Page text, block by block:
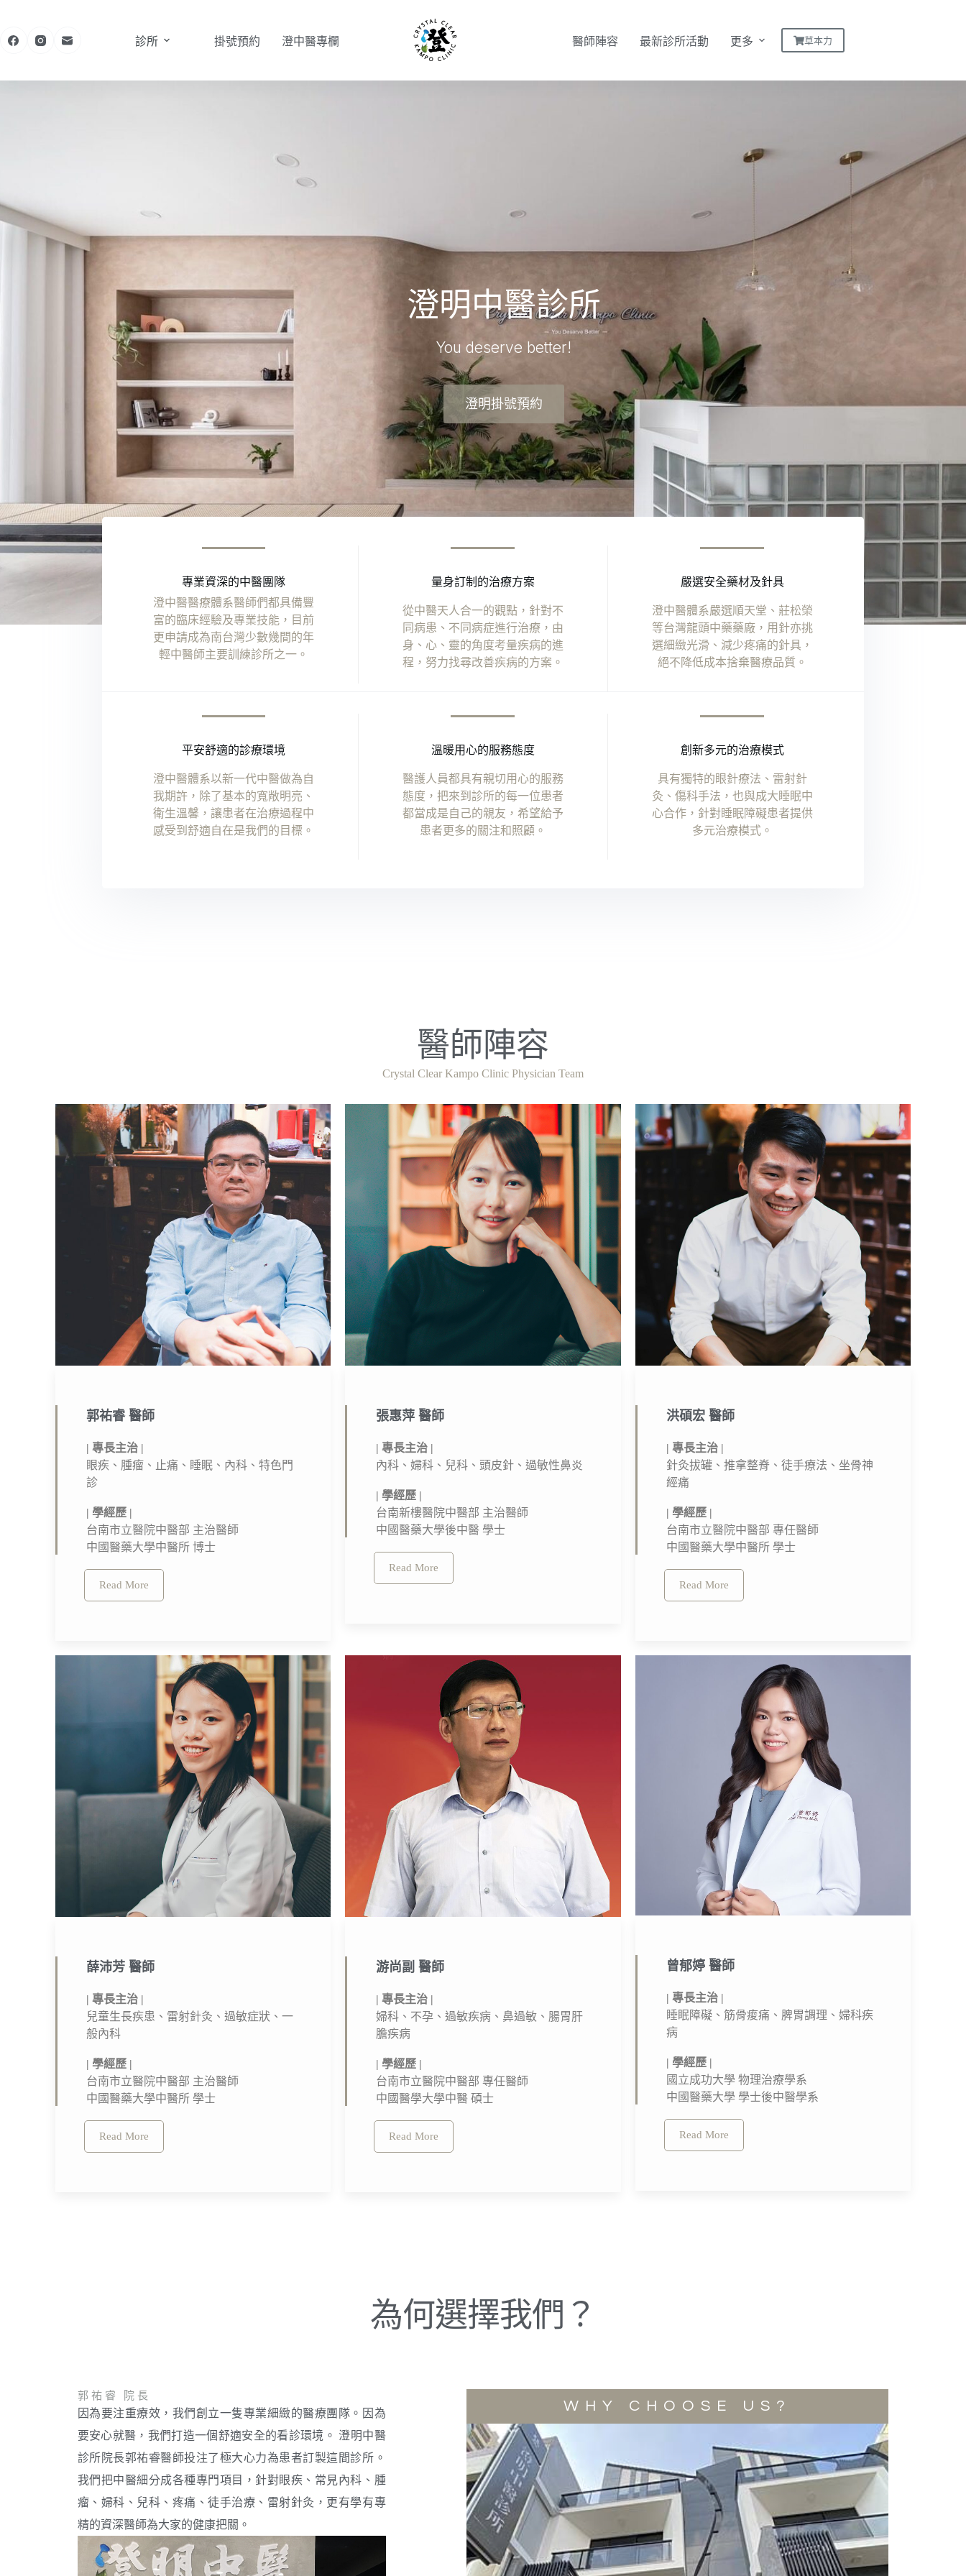
診所 掛號預約 澄中醫專欄 醫師陣容 最新診所活動 更多 草本力
澄明中醫診所
You deserve better!
澄明掛號預約
專業資深的中醫團隊
澄中醫醫療體系醫師們都具備豐
富的臨床經驗及專業技能，目前
更申請成為南台灣少數幾間的年
輕中醫師主要訓練診所之一。
量身訂制的治療方案
從中醫天人合一的觀點，針對不
同病患、不同病症進行治療，由
身、心、靈的角度考量疾病的進
程，努力找尋改善疾病的方案。
嚴選安全藥材及針具
澄中醫體系嚴選順天堂、莊松榮
等台灣龍頭中藥藥廠，用針亦挑
選細緻光滑、減少疼痛的針具，
絕不降低成本捨棄醫療品質。
平安舒適的診療環境
澄中醫體系以新一代中醫做為自
我期許，除了基本的寬敞明亮、
衛生溫馨，讓患者在治療過程中
感受到舒適自在是我們的目標。
溫暖用心的服務態度
醫護人員都具有親切用心的服務
態度，把來到診所的每一位患者
都當成是自己的親友，希望給予
患者更多的關注和照顧。
創新多元的治療模式
具有獨特的眼針療法、雷射針
灸、傷科手法，也與成大睡眠中
心合作，針對睡眠障礙患者提供
多元治療模式。
醫師陣容
Crystal Clear Kampo Clinic Physician Team
郭祐睿 醫師
| 專長主治 |
眼疾、腫瘤、止痛、睡眠、內科、特色門
診
| 學經歷 |
台南市立醫院中醫部 主治醫師
中國醫藥大學中醫所 博士
Read More
張惠萍 醫師​
| 專長主治 |
內科、婦科、兒科、頭皮針、過敏性鼻炎
| 學經歷 |
台南新樓醫院中醫部 主治醫師
中國醫藥大學後中醫 學士
Read More
洪碩宏 醫師​
| 專長主治 |
針灸拔罐、推拿整脊、徒手療法、坐骨神
經痛
| 學經歷 |
台南市立醫院中醫部 專任醫師
中國醫藥大學中醫所 學士
Read More
薛沛芳 醫師​
| 專長主治 |
兒童生長疾患、雷射針灸、過敏症狀、一
般內科
| 學經歷 |
台南市立醫院中醫部 主治醫師
中國醫藥大學中醫所 學士
Read More
游尚副 醫師​
| 專長主治 |
婦科、不孕、過敏疾病、鼻過敏、腸胃肝
膽疾病
| 學經歷 |
台南市立醫院中醫部 專任醫師
中國醫學大學中醫 碩士
Read More
曾郁婷 醫師​
| 專長主治 |
睡眠障礙、筋骨痠痛、脾胃調理、婦科疾
病
| 學經歷 |
國立成功大學 物理治療學系
中國醫藥大學 學士後中醫學系
Read More
為何選擇我們？
郭祐睿 院長
因為要注重療效，我們創立一隻專業細緻的醫療團隊。因為
要安心就醫，我們打造一個舒適安全的看診環境。 澄明中醫
診所院長郭祐睿醫師投注了極大心力為患者訂製這間診所。
我們把中醫細分成各種專門項目，針對眼疾、常見內科、腫
瘤、婦科、兒科、疼痛、徒手治療、雷射針灸，更有學有專
精的資深醫師為大家的健康把關。
WHY CHOOSE US?